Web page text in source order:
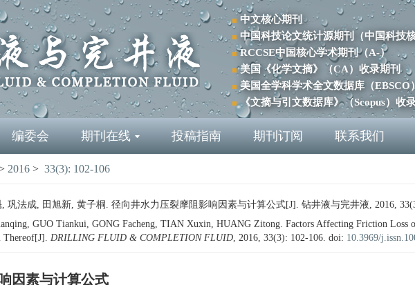
中文核心期刊
中国科技论文统计源期刊（中国科技
RCCSE中国核心学术期刊（A-）
美国《化学文摘》（CA）收录期刊
美国全学科学术全文数据库（EBSCO
《文摘与引文数据库》（Scopus）收
编委会 期刊在线 投稿指南 期刊订阅 联系我们
2016 > 33(3): 102-106
巩法成, 田旭新, 黄子桐. 径向井水力压裂摩阻影响因素与计算公式[J]. 钻井液与完井液, 2016,
GUO Tiankui, GONG Facheng, TIAN Xuxin, HUANG Zitong. Factors Affecting Friction Loss
Thereof[J]. DRILLING FLUID & COMPLETION FLUID, 2016, 33(3): 102-106. doi: 10.3969/
因素与计算公式